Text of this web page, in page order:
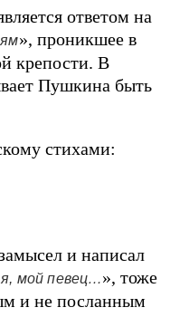
ответом на
», проникшее в
крепости. В
Пушкина быть
стихами:
и написал
мой певец…», тоже
и не посланным